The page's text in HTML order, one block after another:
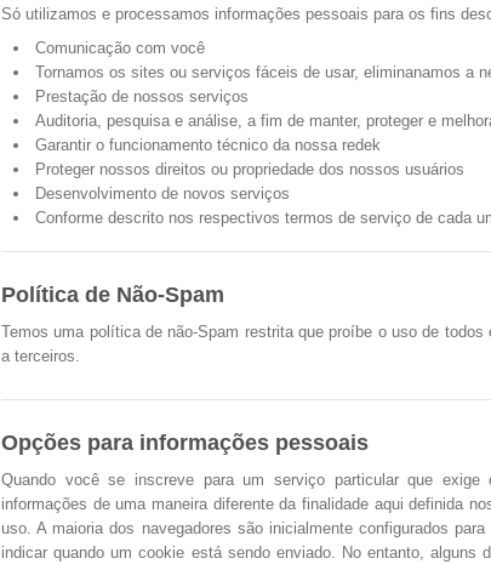
Só utilizamos e processamos informações pessoais para os fins
Comunicação com você
Tornamos os sites ou serviços fáceis de usar, eliminanamos a
Prestação de nossos serviços
Auditoria, pesquisa e análise, a fim de manter, proteger e
Garantir o funcionamento técnico da nossa redek
Proteger nossos direitos ou propriedade dos nossos usuários
Desenvolvimento de novos serviços
Conforme descrito nos respectivos termos de serviço de cada
Política de Não-Spam
Temos uma política de não-Spam restrita que proíbe o uso de
a terceiros.
Opções para informações pessoais
Quando você se inscreve para um serviço particular que
informações de uma maneira diferente da finalidade aqui definida
uso. A maioria dos navegadores são inicialmente configurados
indicar quando um cookie está sendo enviado. No entanto,